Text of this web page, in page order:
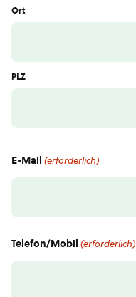
Ort
PLZ
E-Mail (erforderlich)
Telefon/Mobil (erforderlich)